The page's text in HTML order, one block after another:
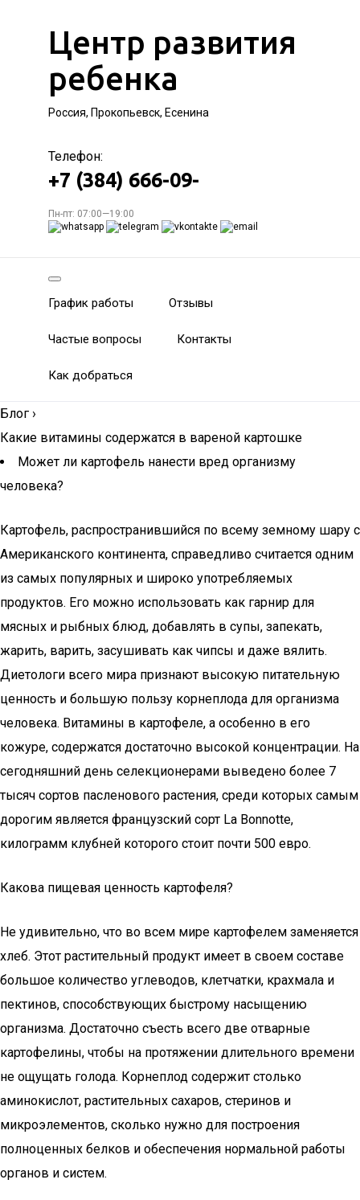
Центр развития
ребенка
Россия, Прокопьевск, Есенина
Телефон:
+7 (384) 666-09-
Пн-пт: 07:00—19:00
График работы Отзывы
Частые вопросы Контакты
Как добраться
Блог ›
Какие витамины содержатся в вареной картошке
Может ли картофель нанести вред организму
человека?
Картофель, распространившийся по всему земному шару с
Американского континента, справедливо считается одним
из самых популярных и широко употребляемых
продуктов. Его можно использовать как гарнир для
мясных и рыбных блюд, добавлять в супы, запекать,
жарить, варить, засушивать как чипсы и даже вялить.
Диетологи всего мира признают высокую питательную
ценность и большую пользу корнеплода для организма
человека. Витамины в картофеле, а особенно в его
кожуре, содержатся достаточно высокой концентрации. На
сегодняшний день селекционерами выведено более 7
тысяч сортов пасленового растения, среди которых самым
дорогим является французский сорт La Bonnotte,
килограмм клубней которого стоит почти 500 евро.
Какова пищевая ценность картофеля?
Не удивительно, что во всем мире картофелем заменяется
хлеб. Этот растительный продукт имеет в своем составе
большое количество углеводов, клетчатки, крахмала и
пектинов, способствующих быстрому насыщению
организма. Достаточно съесть всего две отварные
картофелины, чтобы на протяжении длительного времени
не ощущать голода. Корнеплод содержит столько
аминокислот, растительных сахаров, стеринов и
микроэлементов, сколько нужно для построения
полноценных белков и обеспечения нормальной работы
органов и систем.